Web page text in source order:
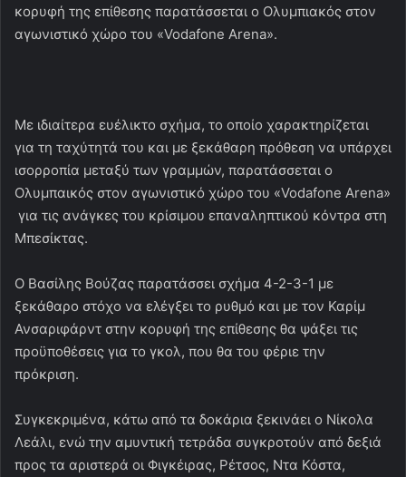
κορυφή της επίθεσης παρατάσσεται ο Ολυμπιακός στον
αγωνιστικό χώρο του «Vodafone Arena».
Με ιδιαίτερα ευέλικτο σχήμα, το οποίο χαρακτηρίζεται
για τη ταχύτητά του και με ξεκάθαρη πρόθεση να υπάρχει
ισορροπία μεταξύ των γραμμών, παρατάσσεται ο
Ολυμπαικός στον αγωνιστικό χώρο του «Vodafone Arena»
για τις ανάγκες του κρίσιμου επαναληπτικού κόντρα στη
Μπεσίκτας.
Ο Βασίλης Βούζας παρατάσσει σχήμα 4-2-3-1 με
ξεκάθαρο στόχο να ελέγξει το ρυθμό και με τον Καρίμ
Ανσαριφάρντ στην κορυφή της επίθεσης θα ψάξει τις
προϋποθέσεις για το γκολ, που θα του φέριε την
πρόκριση.
Συγκεκριμένα, κάτω από τα δοκάρια ξεκινάει ο Νίκολα
Λεάλι, ενώ την αμυντική τετράδα συγκροτούν από δεξιά
προς τα αριστερά οι Φιγκέιρας, Ρέτσος, Ντα Κόστα,